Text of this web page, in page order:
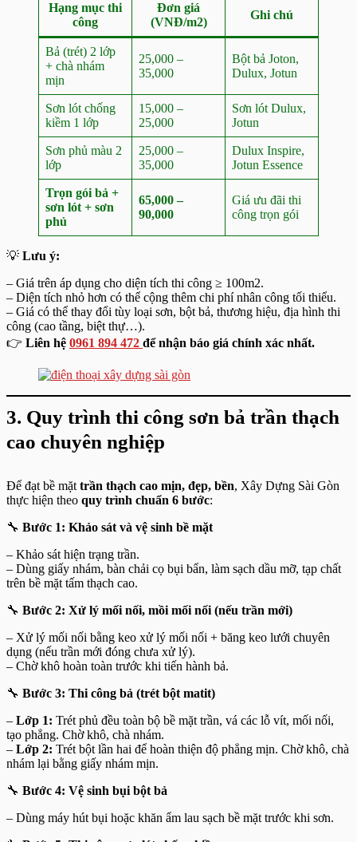
Hạng mục thi
công
Đơn giá
(VNĐ/m2)
Ghi chú
Bả (trét) 2 lớp
+ chà nhám
mịn
25,000 –
35,000
Bột bả Joton,
Dulux, Jotun
Sơn lót chống
kiềm 1 lớp
15,000 –
25,000
Sơn lót Dulux,
Jotun
Sơn phủ màu 2
lớp
25,000 –
35,000
Dulux Inspire,
Jotun Essence
Trọn gói bả +
sơn lót + sơn
phủ
65,000 –
90,000
Giá ưu đãi thi
công trọn gói
💡 Lưu ý:
– Giá trên áp dụng cho diện tích thi công ≥ 100m2.
– Diện tích nhỏ hơn có thể cộng thêm chi phí nhân công tối thiểu.
– Giá có thể thay đổi tùy loại sơn, bột bả, thương hiệu, địa hình thi
công (cao tầng, biệt thự…).
👉 Liên hệ 0961 894 472 để nhận báo giá chính xác nhất.
3. Quy trình thi công sơn bả trần thạch
cao chuyên nghiệp
Để đạt bề mặt trần thạch cao mịn, đẹp, bền, Xây Dựng Sài Gòn
thực hiện theo quy trình chuẩn 6 bước:
🔧 Bước 1: Khảo sát và vệ sinh bề mặt
– Khảo sát hiện trạng trần.
– Dùng giấy nhám, bàn chải cọ bụi bẩn, làm sạch dầu mỡ, tạp chất
trên bề mặt tấm thạch cao.
🔧 Bước 2: Xử lý mối nối, mồi mối nối (nếu trần mới)
– Xử lý mối nối bằng keo xử lý mối nối + băng keo lưới chuyên
dụng (nếu trần mới đóng chưa xử lý).
– Chờ khô hoàn toàn trước khi tiến hành bả.
🔧 Bước 3: Thi công bả (trét bột matit)
– Lớp 1: Trét phủ đều toàn bộ bề mặt trần, vá các lỗ vít, mối nối,
tạo phẳng. Chờ khô, chà nhám.
– Lớp 2: Trét bột lần hai để hoàn thiện độ phẳng mịn. Chờ khô, chà
nhám lại bằng giấy nhám mịn.
🔧 Bước 4: Vệ sinh bụi bột bả
– Dùng máy hút bụi hoặc khăn ẩm lau sạch bề mặt trước khi sơn.